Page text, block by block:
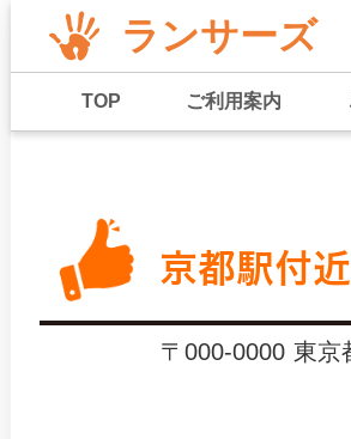
ランサーズ
TOP ご利用案内
京都駅付近
〒000-0000 東